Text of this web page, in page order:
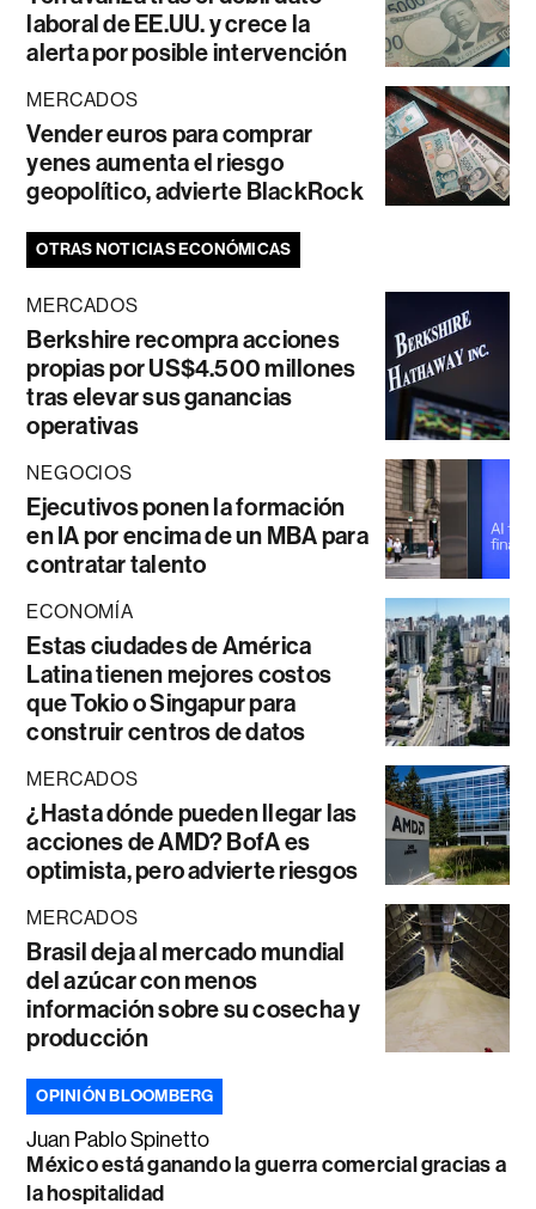
laboral de EE.UU. y crece la
alerta por posible intervención
MERCADOS
Vender euros para comprar
yenes aumenta el riesgo
geopolítico, advierte BlackRock
OTRAS NOTICIAS ECONÓMICAS
MERCADOS
Berkshire recompra acciones
propias por US$4.500 millones
tras elevar sus ganancias
operativas
NEGOCIOS
Ejecutivos ponen la formación
en IA por encima de un MBA para
contratar talento
ECONOMÍA
Estas ciudades de América
Latina tienen mejores costos
que Tokio o Singapur para
construir centros de datos
MERCADOS
¿Hasta dónde pueden llegar las
acciones de AMD? BofA es
optimista, pero advierte riesgos
MERCADOS
Brasil deja al mercado mundial
del azúcar con menos
información sobre su cosecha y
producción
OPINIÓN BLOOMBERG
Juan Pablo Spinetto
México está ganando la guerra comercial gracias a
la hospitalidad